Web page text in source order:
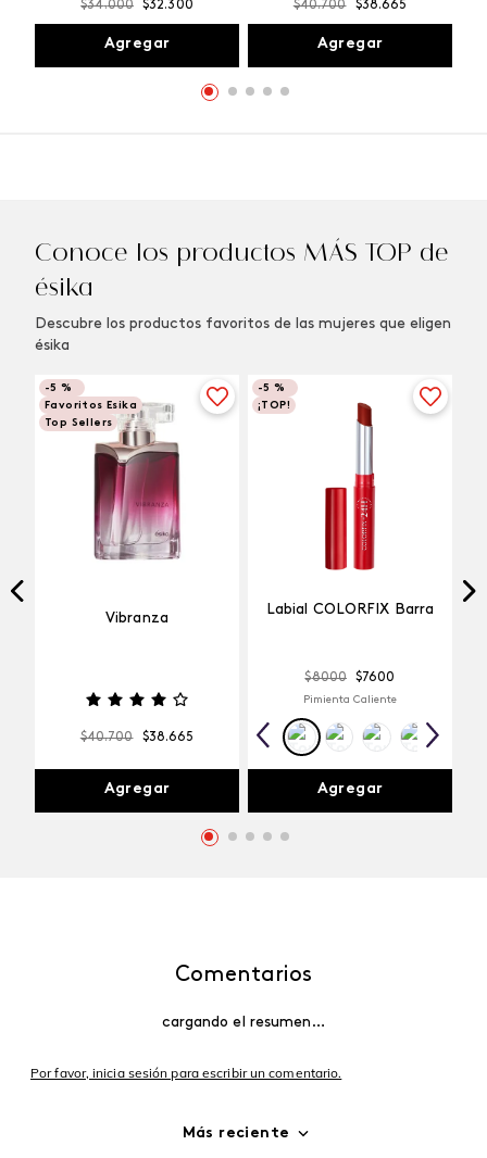
$34.000 $32.300
Agregar
$40.700 $38.665
Agregar
Conoce los productos MÁS TOP de
ésika
Descubre los productos favoritos de las mujeres que eligen
ésika
-5 %
Favoritos Esika
Top Sellers
Vibranza
$40.700 $38.665
Agregar
-5 %
¡TOP!
Labial COLORFIX Barra
$8000 $7600
Pimienta Caliente
Agregar
Comentarios
cargando el resumen…
Por favor, inicia sesión para escribir un comentario.
Más reciente